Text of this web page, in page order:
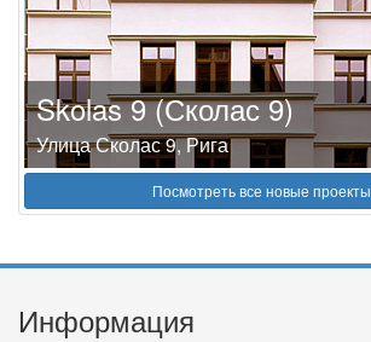
Skolas 9 (Сколас 9)
Улица Сколас 9, Рига
Посмотреть все новые проекты
Информация